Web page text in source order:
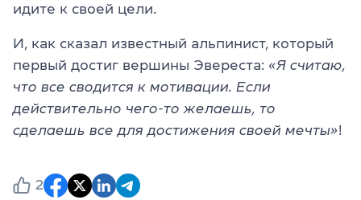
идите к своей цели.
И, как сказал известный альпинист, который
первый достиг вершины Эвереста: «Я считаю,
что все сводится к мотивации. Если
действительно чего-то желаешь, то
сделаешь все для достижения своей мечты»!
2